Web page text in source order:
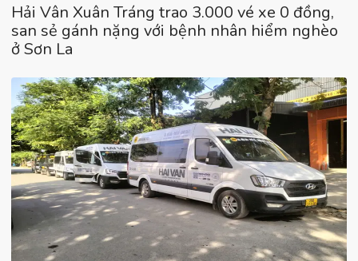
Hải Vân Xuân Tráng trao 3.000 vé xe 0 đồng,
san sẻ gánh nặng với bệnh nhân hiểm nghèo
ở Sơn La